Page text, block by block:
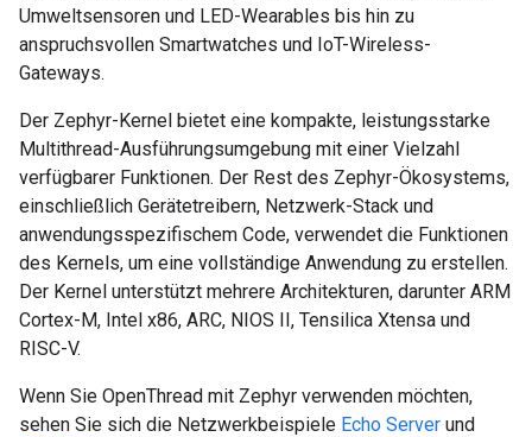
Umweltsensoren und LED-Wearables bis hin zu
anspruchsvollen Smartwatches und IoT-Wireless-
Gateways.
Der Zephyr-Kernel bietet eine kompakte, leistungsstarke
Multithread-Ausführungsumgebung mit einer Vielzahl
verfügbarer Funktionen. Der Rest des Zephyr-Ökosystems,
einschließlich Gerätetreibern, Netzwerk-Stack und
anwendungsspezifischem Code, verwendet die Funktionen
des Kernels, um eine vollständige Anwendung zu erstellen.
Der Kernel unterstützt mehrere Architekturen, darunter ARM
Cortex-M, Intel x86, ARC, NIOS II, Tensilica Xtensa und
RISC-V.
Wenn Sie OpenThread mit Zephyr verwenden möchten,
sehen Sie sich die Netzwerkbeispiele Echo Server und